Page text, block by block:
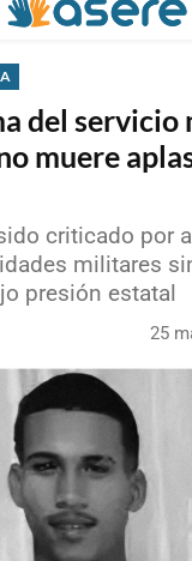
del servicio
muere
criticado por
militares
presión estatal
25